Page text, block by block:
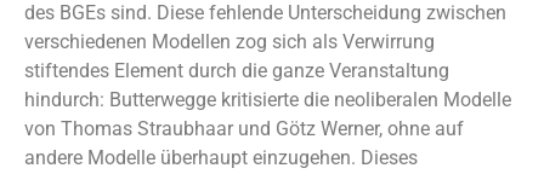
des BGEs sind. Diese fehlende Unterscheidung zwischen
verschiedenen Modellen zog sich als Verwirrung
stiftendes Element durch die ganze Veranstaltung
hindurch: Butterwegge kritisierte die neoliberalen Modelle
von Thomas Straubhaar und Götz Werner, ohne auf
andere Modelle überhaupt einzugehen. Dieses